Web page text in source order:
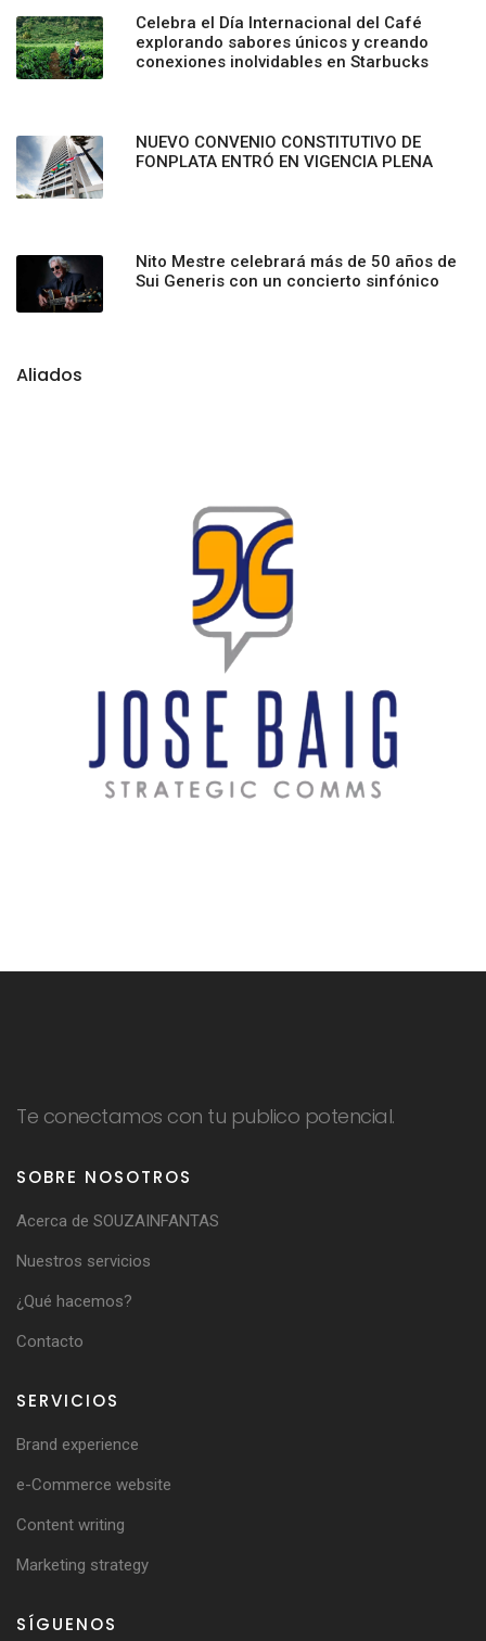
Celebra el Día Internacional del Café
explorando sabores únicos y creando
conexiones inolvidables en Starbucks
NUEVO CONVENIO CONSTITUTIVO DE
FONPLATA ENTRÓ EN VIGENCIA PLENA
Nito Mestre celebrará más de 50 años de
Sui Generis con un concierto sinfónico
Aliados
Te conectamos con tu publico potencial.
SOBRE NOSOTROS
Acerca de SOUZAINFANTAS
Nuestros servicios
¿Qué hacemos?
Contacto
SERVICIOS
Brand experience
e-Commerce website
Content writing
Marketing strategy
SÍGUENOS